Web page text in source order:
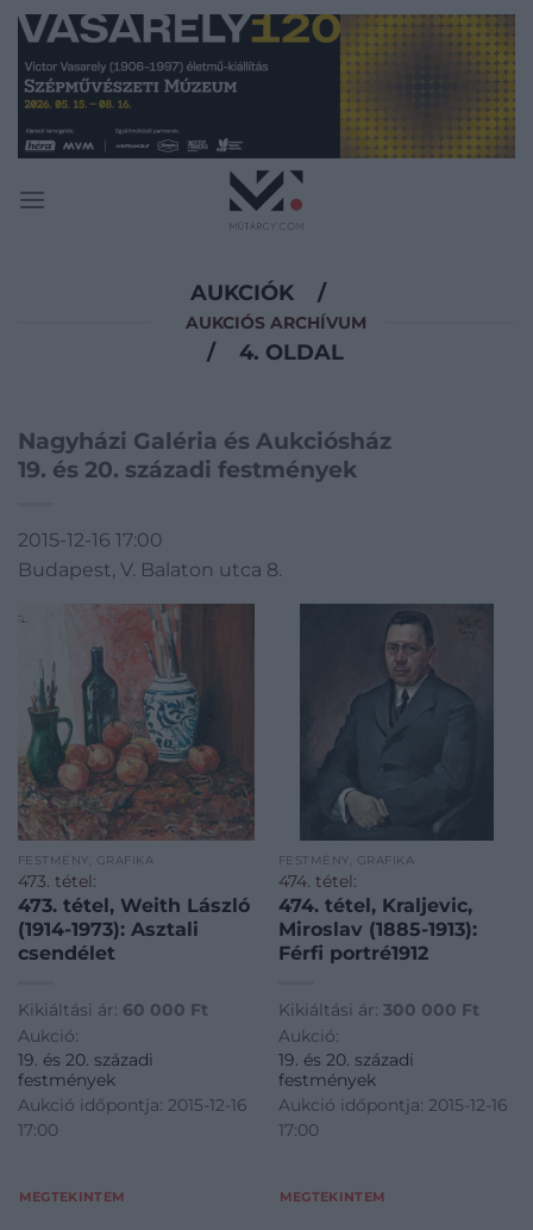
Skip
content
AUKCIÓK /
AUKCIÓS ARCHÍVUM
/ 4. OLDAL
Nagyházi Galéria és Aukciósház
19. és 20. századi festmények
2015-12-16 17:00
Budapest, V. Balaton utca 8.
FESTMÉNY, GRAFIKA
473. tétel:
473. tétel, Weith László
(1914-1973): Asztali
csendélet
Kikiáltási ár: 60 000 Ft
Aukció:
19. és 20. századi
festmények
Aukció időpontja: 2015-12-16
17:00
MEGTEKINTEM
FESTMÉNY, GRAFIKA
474. tétel:
474. tétel, Kraljevic,
Miroslav (1885-1913):
Férfi portré1912
Kikiáltási ár: 300 000 Ft
Aukció:
19. és 20. századi
festmények
Aukció időpontja: 2015-12-16
17:00
MEGTEKINTEM